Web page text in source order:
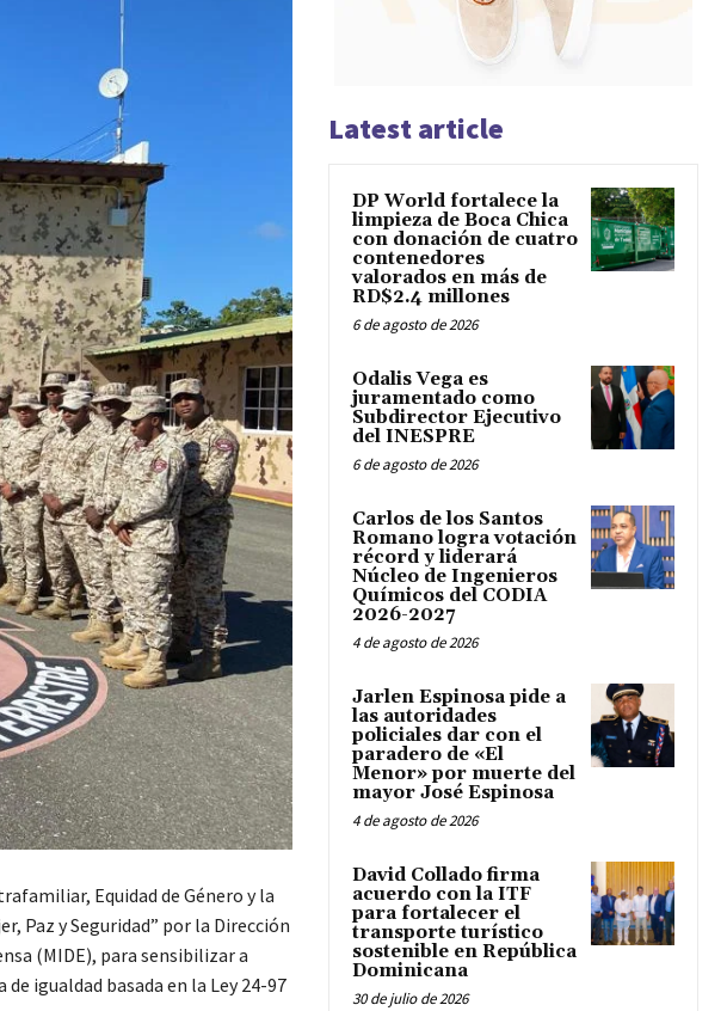
Equidad de Género y la
Paz y Seguridad” por la Dirección
(MIDE), para sensibilizar a
igualdad basada en la Ley 24-97
Latest article
DP World fortalece la
limpieza de Boca Chica
con donación de cuatro
contenedores
valorados en más de
RD$2.4 millones
6 de agosto de 2026
Odalis Vega es
juramentado como
Subdirector Ejecutivo
del INESPRE
6 de agosto de 2026
Carlos de los Santos
Romano logra votación
récord y liderará
Núcleo de Ingenieros
Químicos del CODIA
2026-2027
4 de agosto de 2026
Jarlen Espinosa pide a
las autoridades
policiales dar con el
paradero de «El
Menor» por muerte del
mayor José Espinosa
4 de agosto de 2026
David Collado firma
acuerdo con la ITF
para fortalecer el
transporte turístico
sostenible en República
Dominicana
30 de julio de 2026